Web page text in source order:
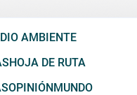
AMBIENTE
HOJA DE RUTA
OPINIÓNMUNDO